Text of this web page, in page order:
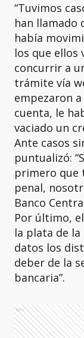
“Tuvimos
han llamado
había
los que ellos
concurrir a
trámite vía
empezaron
cuenta, le
vaciado un
Ante casos
puntualizó:
primero que
penal,
Banco
Por último,
la plata de
datos los
deber de la
bancaria”.
Ads